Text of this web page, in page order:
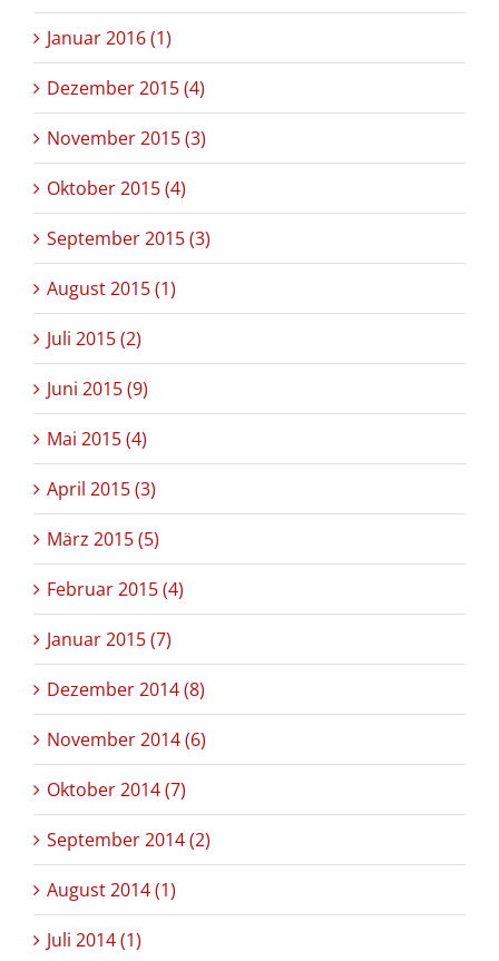
Januar 2016 (1)
Dezember 2015 (4)
November 2015 (3)
Oktober 2015 (4)
September 2015 (3)
August 2015 (1)
Juli 2015 (2)
Juni 2015 (9)
Mai 2015 (4)
April 2015 (3)
März 2015 (5)
Februar 2015 (4)
Januar 2015 (7)
Dezember 2014 (8)
November 2014 (6)
Oktober 2014 (7)
September 2014 (2)
August 2014 (1)
Juli 2014 (1)